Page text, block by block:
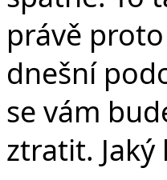
právě
dnešní
se vám
ztratit. Jaký